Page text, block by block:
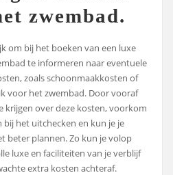
zwembad.
om bij het boeken van een luxe
te informeren naar eventuele
zoals schoonmaakkosten of
voor het zwembad. Door vooraf
krijgen over deze kosten, voorkom
bij het uitchecken en kun je je
beter plannen. Zo kun je volop
luxe en faciliteiten van je verblijf
extra kosten achteraf.